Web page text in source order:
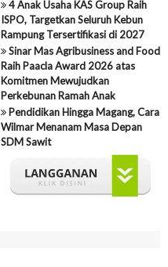
4 Anak Usaha KAS Group Raih
ISPO, Targetkan Seluruh Kebun
Rampung Tersertifikasi di 2027
Sinar Mas Agribusiness and Food
Raih Paacla Award 2026 atas
Komitmen Mewujudkan
Perkebunan Ramah Anak
Pendidikan Hingga Magang, Cara
Wilmar Menanam Masa Depan
SDM Sawit